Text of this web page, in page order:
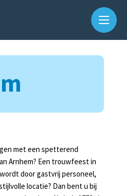
met een spetterend
Arnhem? Een trouwfeest in
door gastvrij personeel,
locatie? Dan bent u bij